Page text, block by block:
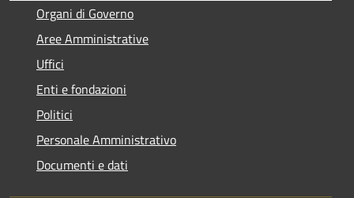
Organi di Governo
Aree Amministrative
Uffici
Enti e fondazioni
Politici
Personale Amministrativo
Documenti e dati